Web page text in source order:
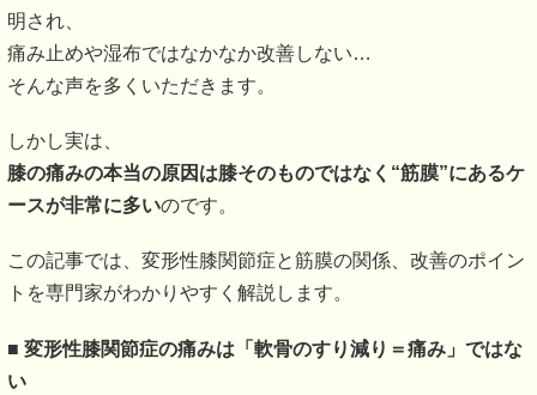
明され、
痛み止めや湿布ではなかなか改善しない…
そんな声を多くいただきます。
しかし実は、
膝の痛みの本当の原因は膝そのものではなく“筋膜”にあるケ
ースが非常に多いのです。
この記事では、変形性膝関節症と筋膜の関係、改善のポイン
トを専門家がわかりやすく解説します。
■ 変形性膝関節症の痛みは「軟骨のすり減り＝痛み」ではな
い